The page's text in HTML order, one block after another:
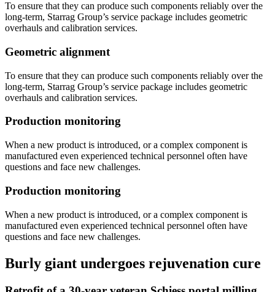
To ensure that they can produce such components reliably over the
long-term, Starrag Group’s service package includes geometric
overhauls and calibration services.
Geometric alignment
To ensure that they can produce such components reliably over the
long-term, Starrag Group’s service package includes geometric
overhauls and calibration services.
Production monitoring
When a new product is introduced, or a complex component is
manufactured even experienced technical personnel often have
questions and face new challenges.
Production monitoring
When a new product is introduced, or a complex component is
manufactured even experienced technical personnel often have
questions and face new challenges.
Burly giant undergoes rejuvenation cure